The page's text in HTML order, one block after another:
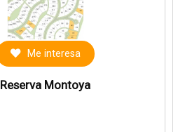
Me interesa
Reserva Montoya